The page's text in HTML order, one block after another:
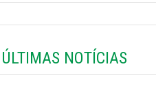
ÚLTIMAS NOTÍCIAS